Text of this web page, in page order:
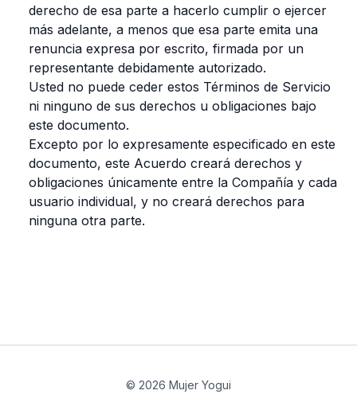
derecho de esa parte a hacerlo cumplir o ejercer
más adelante, a menos que esa parte emita una
renuncia expresa por escrito, firmada por un
representante debidamente autorizado.
Usted no puede ceder estos Términos de Servicio
ni ninguno de sus derechos u obligaciones bajo
este documento.
Excepto por lo expresamente especificado en este
documento, este Acuerdo creará derechos y
obligaciones únicamente entre la Compañía y cada
usuario individual, y no creará derechos para
ninguna otra parte.
© 2026 Mujer Yogui